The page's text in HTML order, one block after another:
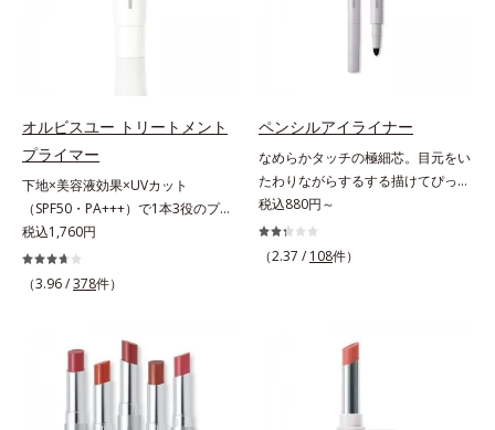
ン、酸化鉄、ステアロイルグルタミ
ぎます。*1 トリメチルシロキシケ
イ酸、ジメチコン配合＝汗や水、皮
脂をはじき、メイクくずれを防ぐ成
分*2 オリーブ葉エキス、ゴレンシ
葉エキス、加水分解ヒアルロン酸、
異性化糖配合＝保湿成分【ご使用方
法】2層タイプなので、必ず容器を
よく振ってからお使いください。メ
イクの仕上げに、顔から20cm程度
シュが目安）ミストを塗布後、肌に
触れずに乾くまでそのままお待ちく
ー ファンデーション」は紫外線吸
収剤不使用のうえ、敏感肌対象パッ
チテスト済(*2)、ノンコメドジェニ
ックテスト済(*3)で、とことん肌の
に包まれた水分保持力の高い粉体や
肌をいたわる保湿成分をたっぷり配
合しました。肌にやさしいだけでな
く、毛穴や凸凹、赤みをカバーし
て、自然な陶器肌を叶えます。*1
乾燥など*2 すべての人に皮膚刺激
オルビスユー トリートメント
プライマー
下地×美容液効果×UVカット
（SPF50・PA+++）で1本3役のプラ
イマー。凹凸をつるんとなめらかに
(*1)整え、化粧ノリUPの高機能化粧
下地。“塗るたび高まる、素肌の美
る小ジワをカバーしてハリ肌に整え
る高機能化粧下地毛穴や小ジワの凹
ンケア発想の化粧下地です。保湿成
税込1,760円
（3.96 /378件）
ペンシルアイライナー
なめらかタッチの極細芯。目元をい
たわりながらするする描けてぴった
り密着。するする描けてぴったり密
着。なめらかタッチの極細芯アイラ
イナーです。繊細な目のキワにも優
ラスできます。アイラインを描いた
後に、後ろに付いているチップでま
ぱっちりと際立つナチュラルな目元
税込880円～
（2.37 / 108件）